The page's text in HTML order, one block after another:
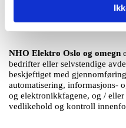
NHO Elektro Oslo og omegn
bedrifter eller selvstendige
beskjeftiget med
automatisering, informasjons-
og elektronikkfagene, og /
vedlikehold og kontroll